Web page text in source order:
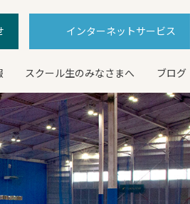
インターネットサービス
スクール生のみなさまへ ブログ